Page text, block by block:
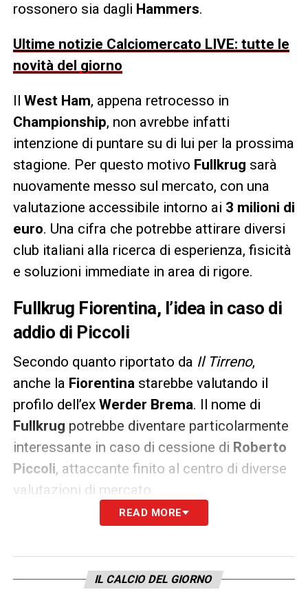
rossonero sia dagli Hammers.
Ultime notizie Calciomercato LIVE: tutte le
novità del giorno
West Ham, appena retrocesso in
Championship, non avrebbe infatti
intenzione di puntare su di lui per la prossima
stagione. Per questo motivo Fullkrug sarà
nuovamente messo sul mercato, con una
valutazione accessibile intorno ai 3 milioni di
euro. Una cifra che potrebbe attirare diversi
club italiani alla ricerca di esperienza, fisicità
e soluzioni immediate in area di rigore.
Fullkrug Fiorentina, l’idea in caso di
addio di Piccoli
Secondo quanto riportato da Il Tirreno,
anche la Fiorentinastarebbe valutando il
profilo dell’ex Werder Brema. Il nome di
Fullkrug potrebbe diventare particolarmente
interessante in caso di cessione di Roberto
Piccoli, attaccante finito al centro di diverse
valutazioni di mercato.
I viola stanno infatti ragionando sulle
rappresenterebbe un’opzione esperta, già
abituata a contesti di alto livello e con
READ MORE
IL CALCIO DEL GIORNO